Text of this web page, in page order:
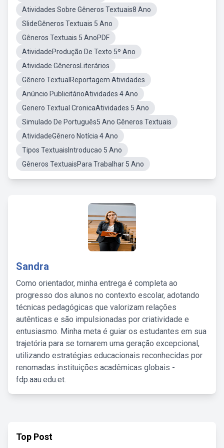
Atividades Sobre Gêneros Textuais8 Ano
SlideGêneros Textuais 5 Ano
Gêneros Textuais 5 AnoPDF
AtividadeProdução De Texto 5º Ano
Atividade GênerosLiterários
Gênero TextualReportagem Atividades
Anúncio PublicitárioAtividades 4 Ano
Genero Textual CronicaAtividades 5 Ano
Simulado De Português5 Ano Gêneros Textuais
AtividadeGênero Notícia 4 Ano
Tipos TextuaisIntroducao 5 Ano
Gêneros TextuaisPara Trabalhar 5 Ano
Sandra
Como orientador, minha entrega é completa ao
progresso dos alunos no contexto escolar, adotando
técnicas pedagógicas que valorizam relações
autênticas e são impulsionadas por criatividade e
entusiasmo. Minha meta é guiar os estudantes em sua
trajetória para se tornarem uma geração excepcional,
utilizando estratégias educacionais reconhecidas por
renomadas instituições acadêmicas globais -
fdp.aau.edu.et.
Top Post